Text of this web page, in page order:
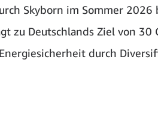
Skyborn im Sommer
zu Deutschlands Ziel von
durch